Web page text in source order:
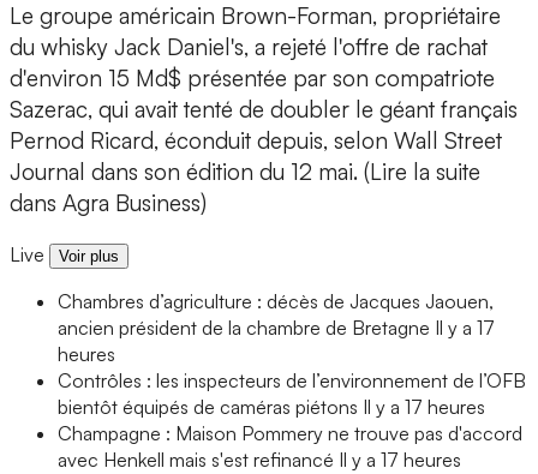
Le groupe américain Brown-Forman, propriétaire
du whisky Jack Daniel's, a rejeté l'offre de rachat
d'environ 15 Md$ présentée par son compatriote
Sazerac, qui avait tenté de doubler le géant français
Pernod Ricard, éconduit depuis, selon Wall Street
Journal dans son édition du 12 mai. (Lire la suite
dans Agra Business)
Live Voir plus
Chambres d’agriculture : décès de Jacques Jaouen,
ancien président de la chambre de Bretagne Il y a 17
heures
Contrôles : les inspecteurs de l’environnement de l’OFB
bientôt équipés de caméras piétons Il y a 17 heures
Champagne : Maison Pommery ne trouve pas d'accord
avec Henkell mais s'est refinancé Il y a 17 heures